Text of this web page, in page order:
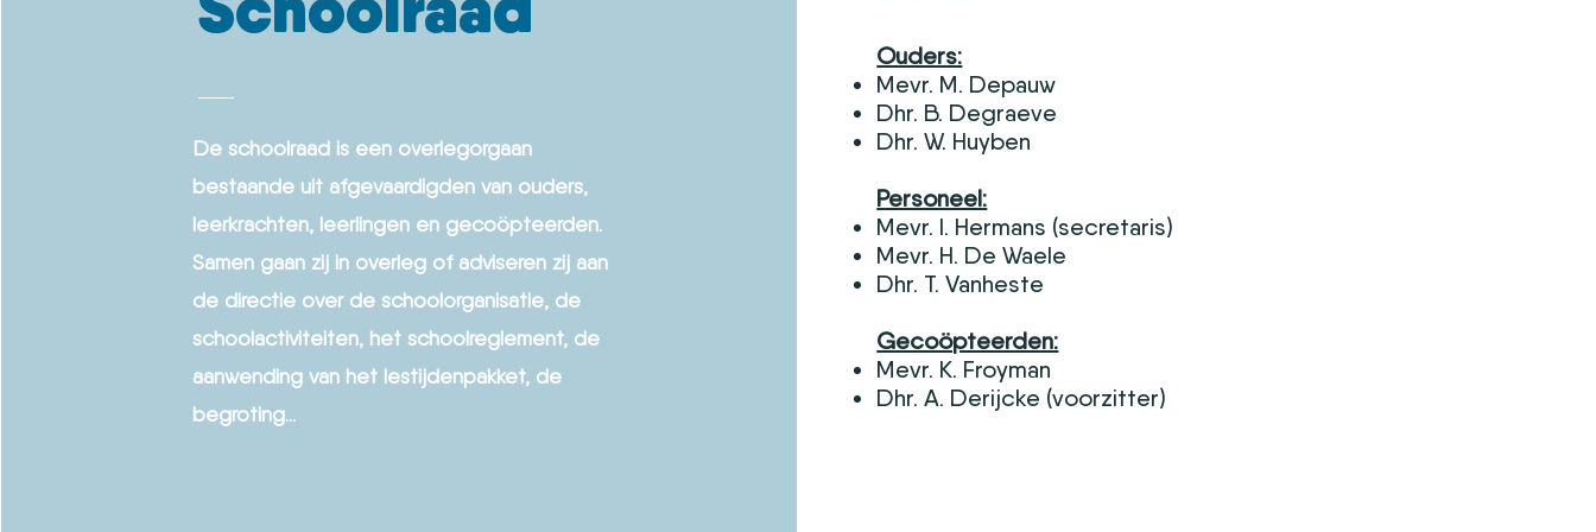
De schoolraad is een overlegorgaan
bestaande uit afgevaardigden van ouders,
leerkrachten, leerlingen en gecoöpteerden.
Samen gaan zij in overleg of adviseren zij aan
de directie over de schoolorganisatie, de
schoolactiviteiten, het schoolreglement, de
aanwending van het lestijdenpakket, de
begroting...
Ouders:
Mevr. M. Depauw
Dhr. B. Degraeve
Dhr. W. Huyben
Personeel:
Mevr. I. Hermans (secretaris)
Mevr. H. De Waele
Dhr. T. Vanheste
Gecoöpteerden:
Mevr. K. Froyman
Dhr. A. Derijcke (voorzitter)